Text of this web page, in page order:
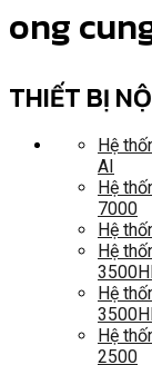
ong
THIẾT BỊ
Hệ
AI
Hệ
7000
Hệ
Hệ
Hệ
Hệ
2500